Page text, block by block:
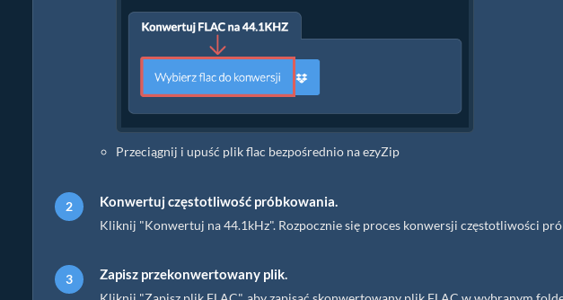
Przeciągnij i upuść plik flac bezpośrednio na ezyZip
Konwertuj częstotliwość próbkowania.
Kliknij "Konwertuj na 44.1kHz". Rozpocznie się proces konwersji częstotliwości
Zapisz przekonwertowany plik.